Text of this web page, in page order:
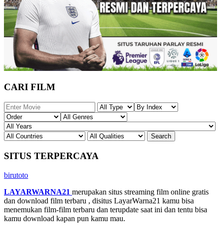
CARI FILM
SITUS TERPERCAYA
birutoto
LAYARWARNA21 merupakan situs streaming film online gratis
dan download film terbaru , disitus LayarWarna21 kamu bisa
menemukan film-film terbaru dan terupdate saat ini dan tentu bisa
kamu download kapan pun kamu mau.